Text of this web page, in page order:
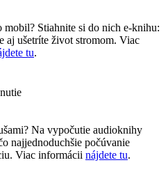
mobil? Stiahnite si do nich e-knihu:
aj ušetríte život stromom. Viac
tu.
Na vypočutie audioknihy
najjednoduchšie počúvanie
Viac informácii nájdete tu.